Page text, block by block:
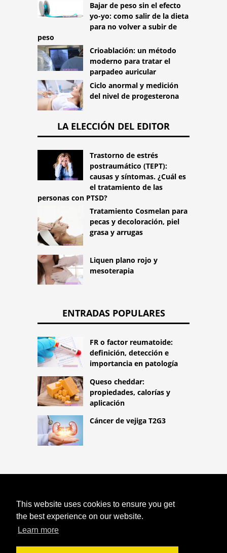
This website uses cookies to ensure you get
the best experience on our website.
Learn more
Bajar de peso sin el efecto
yo-yo: como salir de la dieta
para no volver a subir de
peso
Crioablación: un método
moderno para tratar el
parpadeo auricular
Ciclo anormal y medición
del nivel de progesterona
LA ELECCIÓN DEL EDITOR
Trastorno de estrés
postraumático (TEPT):
causas y síntomas. ¿Cuál es
el tratamiento de las
personas con PTSD?
Tratamiento Cosmelan para
pecas y decoloración, piel
grasa y arrugas
Liquen plano rojo y
mesoterapia
ENTRADAS POPULARES
FR o factor reumatoide:
definición, detección e
importancia en patología
Queso cheddar:
propiedades, calorías y
aplicación
Cáncer de vejiga T2G3
HTTPS://LIFESTYLEMED.NET
¿CÓMO
BAJAR DE PESO MEDIA TONELADA? EL
DEFENSOR DEL PUEBLO PARA
PACIENTES CON OBESIDAD Y EL
PORADNIKAZDROWIE.PL NOS DICE